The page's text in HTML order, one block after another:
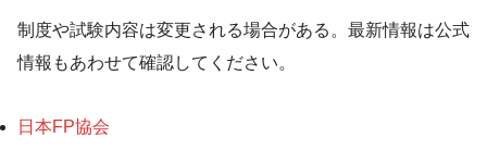
制度や試験内容は変更される場合がある。最新情報は公式
情報もあわせて確認してください。
日本FP協会